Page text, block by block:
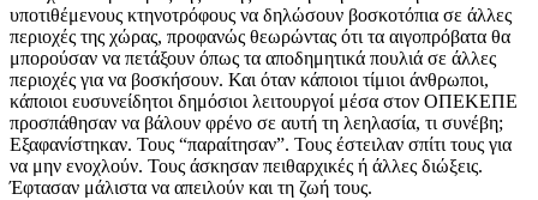
υποτιθέμενους κτηνοτρόφους να δηλώσουν βοσκοτόπια σε άλλες
περιοχές της χώρας, προφανώς θεωρώντας ότι τα αιγοπρόβατα θα
μπορούσαν να πετάξουν όπως τα αποδημητικά πουλιά σε άλλες
περιοχές για να βοσκήσουν. Και όταν κάποιοι τίμιοι άνθρωποι,
κάποιοι ευσυνείδητοι δημόσιοι λειτουργοί μέσα στον ΟΠΕΚΕΠΕ
προσπάθησαν να βάλουν φρένο σε αυτή τη λεηλασία, τι συνέβη;
Εξαφανίστηκαν. Τους “παραίτησαν”. Τους έστειλαν σπίτι τους για
να μην ενοχλούν. Τους άσκησαν πειθαρχικές ή άλλες διώξεις.
Έφτασαν μάλιστα να απειλούν και τη ζωή τους.